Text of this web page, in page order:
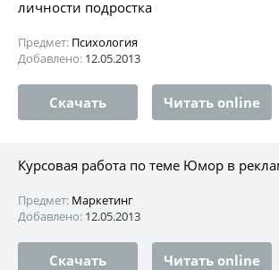
личности подростка
Предмет: Психология
Добавлено: 12.05.2013
Скачать Читать online
Курсовая работа по теме Юмор в
Предмет: Маркетинг
Добавлено: 12.05.2013
Скачать Читать online